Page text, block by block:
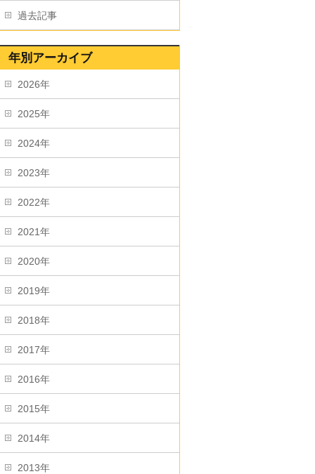
過去記事
年別アーカイブ
2026年
2025年
2024年
2023年
2022年
2021年
2020年
2019年
2018年
2017年
2016年
2015年
2014年
2013年